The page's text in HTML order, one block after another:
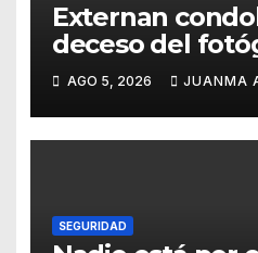
Externan
deceso del
Emmanuel
AGO 5, 2026 JUANMA
SEGURIDAD